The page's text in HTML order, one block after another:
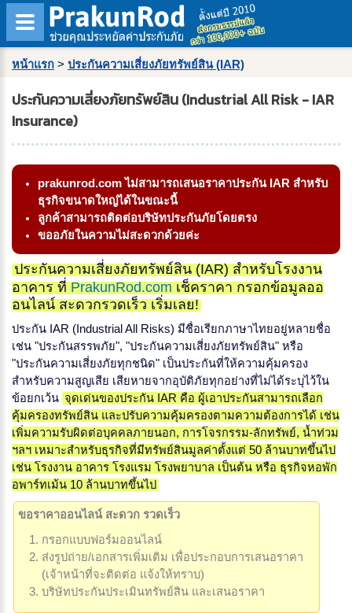
หน้าแรก > ประกันความเสี่ยงภัยทรัพย์สิน (IAR)
ประกันความเสี่ยงภัยทรัพย์สิน (Industrial All Risk - IAR
Insurance)
prakunrod.com ไม่สามารถเสนอราคาประกัน IAR สำหรับ
ธุรกิจขนาดใหญ่ได้ในขณะนี้
ลูกค้าสามารถติดต่อบริษัทประกันภัยโดยตรง
ขออภัยในความไม่สะดวกด้วยค่ะ
ประกันความเสี่ยงภัยทรัพย์สิน (IAR) สำหรับโรงงาน
อาคาร ที่ PrakunRod.com เช็คราคา กรอกข้อมูลออ
อนไลน์ สะดวกรวดเร็ว เริ่มเลย!
ประกัน IAR (Industrial All Risks) มีชื่อเรียกภาษาไทยอยู่หลายชื่อ
เช่น "ประกันสรรพภัย", "ประกันความเสี่ยงภัยทรัพย์สิน" หรือ
"ประกันความเสี่ยงภัยทุกชนิด" เป็นประกันที่ให้ความคุ้มครอง
สำหรับความสูญเสีย เสียหายจากอุบัติภัยทุกอย่างที่ไม่ได้ระบุไว้ใน
ข้อยกเว้น จุดเด่นของประกัน IAR คือ ผู้เอาประกันสามารถเลือก
คุ้มครองทรัพย์สิน และปรับความคุ้มครองตามความต้องการได้ เช่น
เพิ่มความรับผิดต่อบุคคลภายนอก, การโจรกรรม-ลักทรัพย์, น้ำท่วม
ฯลฯ เหมาะสำหรับธุรกิจที่มีทรัพย์สินมูลค่าตั้งแต่ 50 ล้านบาทขึ้นไป
เช่น โรงงาน อาคาร โรงแรม โรงพยาบาล เป็นต้น หรือ ธุรกิจหอพัก
อพาร์ทเม้น 10 ล้านบาทขึ้นไป
ขอราคาออนไลน์ สะดวก รวดเร็ว
กรอกแบบฟอร์มออนไลน์
ส่งรูปถ่าย/เอกสารเพิ่มเติม เพื่อประกอบการเสนอราคา
(เจ้าหน้าที่จะติดต่อ แจ้งให้ทราบ)
บริษัทประกันประเมินทรัพย์สิน และเสนอราคา